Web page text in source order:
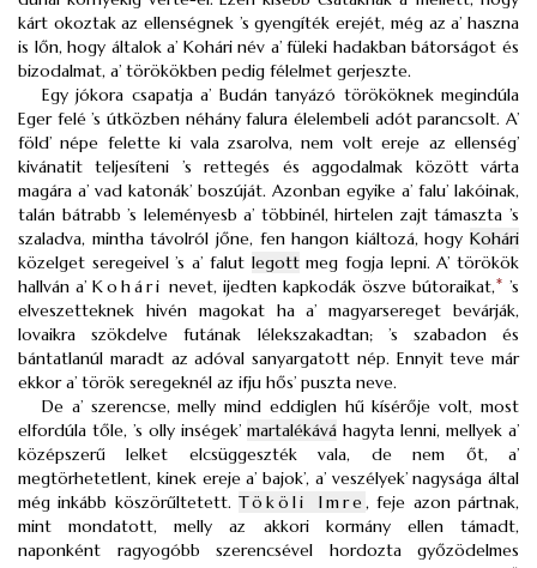
kárt okoztak az ellenségnek ’s gyengíték erejét, még az a’ haszna
is lőn, hogy általok a’ Kohári név a’ füleki hadakban bátorságot és
bizodalmat, a’ törökökben pedig félelmet gerjeszte.
Egy jókora csapatja a’ Budán tanyázó törököknek megindúla
Eger felé ’s útközben néhány falura élelembeli adót parancsolt. A’
föld’ népe felette ki vala zsarolva, nem volt ereje az ellenség’
kivánatit teljesíteni ’s rettegés és aggodalmak között várta
magára a’ vad katonák’ boszúját. Azonban egyike a’ falu’ lakóinak,
talán bátrabb ’s leleményesb a’ többinél, hirtelen zajt támaszta ’s
szaladva, mintha távolról jőne, fen hangon kiáltozá, hogy Kohári
közelget seregeivel ’s a’ falut legottmeg fogja lepni. A’ törökök
hallván a’ Kohári nevet, ijedten kapkodák öszve bútoraikat,* ’s
elveszetteknek hivén magokat ha a’ magyarsereget bevárják,
lovaikra szökdelve futának lélekszakadtan; ’s szabadon és
bántatlanúl maradt az adóval sanyargatott nép. Ennyit teve már
ekkor a’ török seregeknél az ifju hős’ puszta neve.
De a’ szerencse, melly mind eddiglen hű kísérője volt, most
elfordúla tőle, ’s olly inségek’ martalékává hagyta lenni, mellyek a’
középszerű lelket elcsüggeszték vala, de nem őt, a’
megtörhetetlent, kinek ereje a’ bajok’, a’ veszélyek’ nagysága által
még inkább köszörűltetett.Tököli Imre, feje azon pártnak,
mint mondatott, melly az akkori kormány ellen támadt,
naponként ragyogóbb szerencsével hordozta győzödelmes